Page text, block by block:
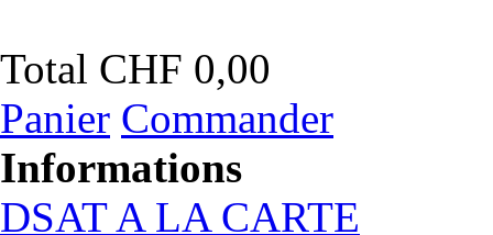
Total CHF 0,00
Panier Commander
Informations
DSAT A LA CARTE